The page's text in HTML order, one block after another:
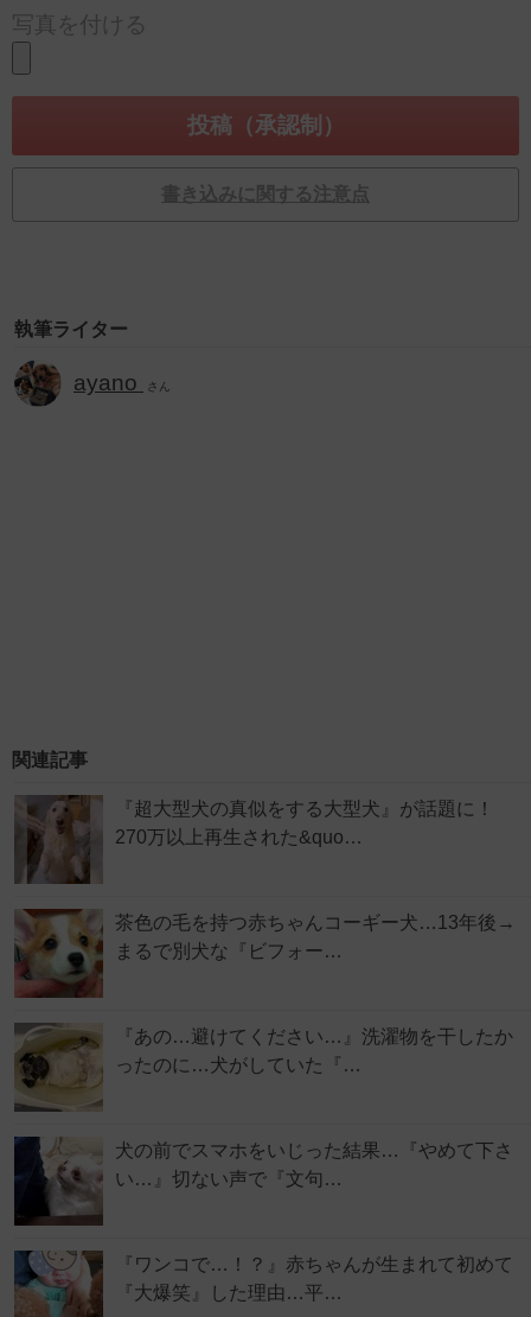
写真を付ける
書き込みに関する注意点
執筆ライター
ayano さん
関連記事
『超大型犬の真似をする大型犬』が話題に！
270万以上再生された&quo…
茶色の毛を持つ赤ちゃんコーギー犬…13年後→
まるで別犬な『ビフォー…
『あの…避けてください…』洗濯物を干したか
ったのに…犬がしていた『…
犬の前でスマホをいじった結果…『やめて下さ
い…』切ない声で『文句…
『ワンコで…！？』赤ちゃんが生まれて初めて
『大爆笑』した理由…平…